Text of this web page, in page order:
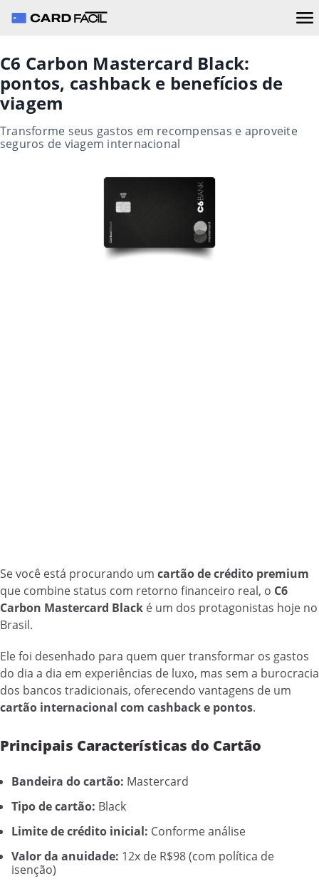
C6 Carbon Mastercard Black:
pontos, cashback e benefícios de
viagem
Transforme seus gastos em recompensas e aproveite
seguros de viagem internacional
Se você está procurando um cartão de crédito premium
que combine status com retorno financeiro real, o C6
Carbon Mastercard Black é um dos protagonistas hoje no
Brasil.
Ele foi desenhado para quem quer transformar os gastos
do dia a dia em experiências de luxo, mas sem a burocracia
dos bancos tradicionais, oferecendo vantagens de um
cartão internacional com cashback e pontos.
Principais Características do Cartão
Bandeira do cartão: Mastercard
Tipo de cartão: Black
Limite de crédito inicial: Conforme análise
Valor da anuidade: 12x de R$98 (com política de
isenção)